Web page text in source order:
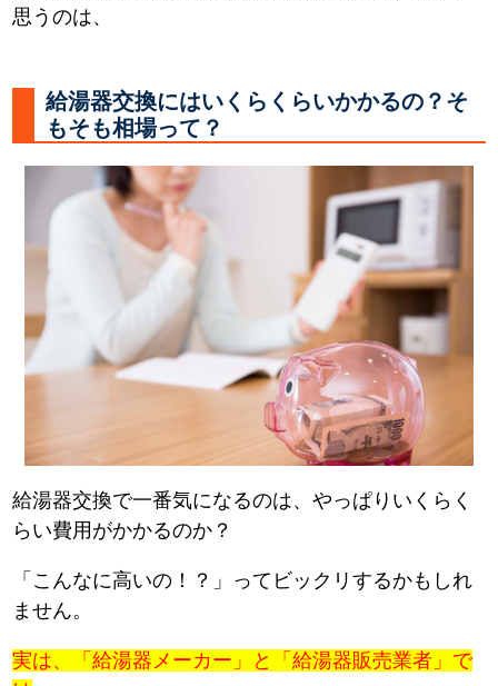
思うのは、
給湯器交換にはいくらくらいかかるの？そ
もそも相場って？
給湯器交換で一番気になるのは、やっぱりいくらく
らい費用がかかるのか？
「こんなに高いの！？」ってビックリするかもしれ
ません。
実は、「給湯器メーカー」と「給湯器販売業者」で